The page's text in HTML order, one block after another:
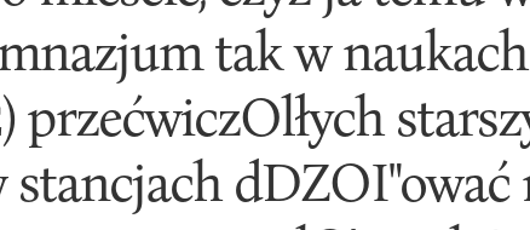
tak w
przećwiczOlłych
stancjach